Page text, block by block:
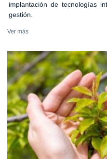
implantación de tecnologías
gestión.
Ver más